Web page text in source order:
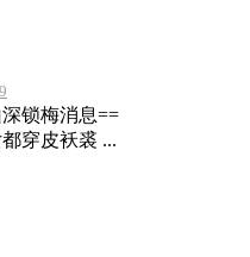
锁梅消息==
穿皮袄裘 ...